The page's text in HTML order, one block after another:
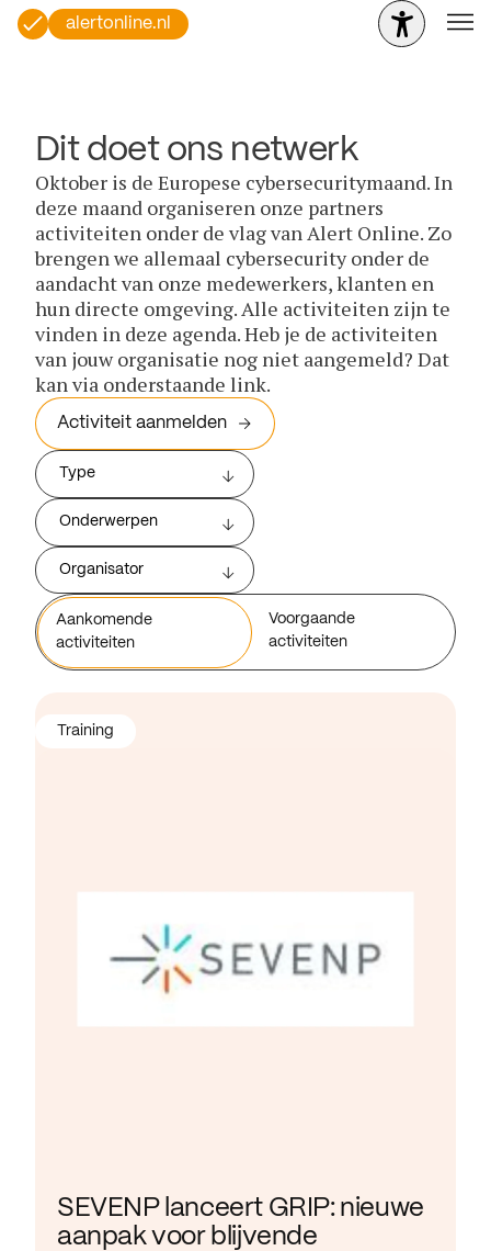
alertonline.nl
Dit doet ons netwerk
Oktober is de Europese cybersecuritymaand. In
deze maand organiseren onze partners
activiteiten onder de vlag van Alert Online. Zo
brengen we allemaal cybersecurity onder de
aandacht van onze medewerkers, klanten en
hun directe omgeving. Alle activiteiten zijn te
vinden in deze agenda. Heb je de activiteiten
van jouw organisatie nog niet aangemeld? Dat
kan via onderstaande link.
Activiteit aanmelden
Type
Onderwerpen
Organisator
Aankomende
activiteiten
Voorgaande
activiteiten
SEVENP lanceert GRIP: nieuwe
aanpak voor blijvende
Training